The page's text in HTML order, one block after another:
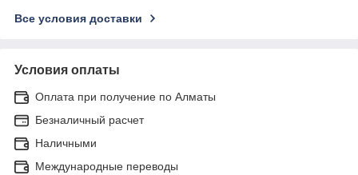
Все условия доставки
Условия оплаты
Оплата при получение по Алматы
Безналичный расчет
Наличными
Международные переводы